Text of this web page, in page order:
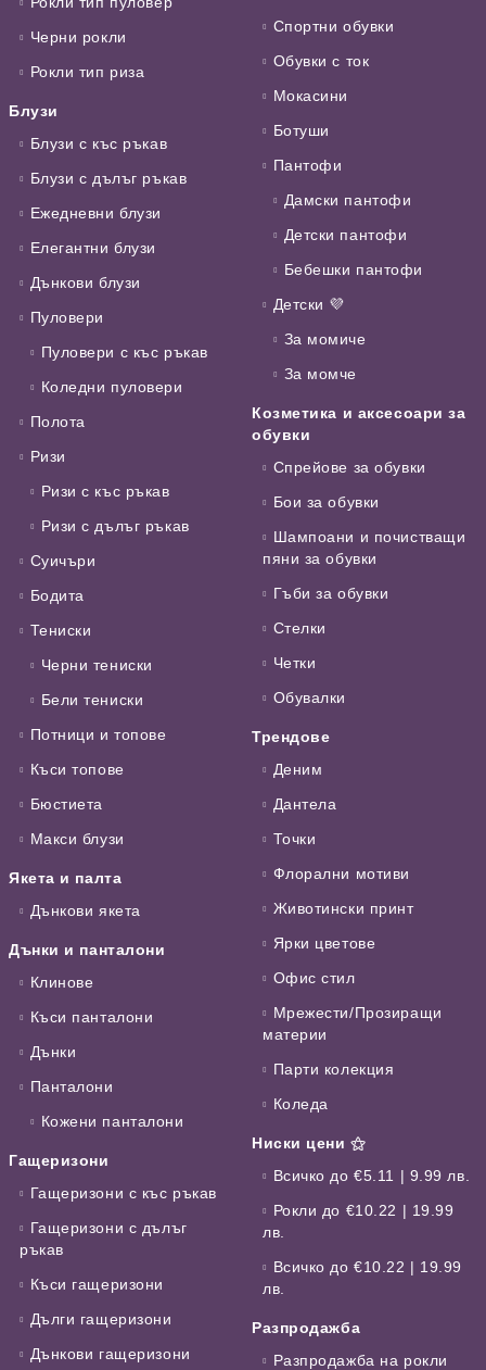
Черни рокли
Рокли тип риза
Блузи
Блузи с къс ръкав
Блузи с дълъг ръкав
Ежедневни блузи
Елегантни блузи
Дънкови блузи
Пуловери
Пуловери с къс ръкав
Коледни пуловери
Полота
Ризи
Ризи с къс ръкав
Ризи с дълъг ръкав
Суичъри
Бодита
Тениски
Черни тениски
Бели тениски
Потници и топове
Къси топове
Бюстиета
Макси блузи
Якета и палта
Дънкови якета
Дънки и панталони
Клинове
Къси панталони
Дънки
Панталони
Кожени панталони
Гащеризони
Гащеризони с къс ръкав
Гащеризони с дълъг
ръкав
Къси гащеризони
Дълги гащеризони
Дънкови гащеризони
Спортни обувки
Обувки с ток
Мокасини
Ботуши
Пантофи
Дамски пантофи
Детски пантофи
Бебешки пантофи
Детски 💜
За момиче
За момче
Козметика и аксесоари за
обувки
Спрейове за обувки
Бои за обувки
Шампоани и почистващи
пяни за обувки
Гъби за обувки
Стелки
Четки
Обувалки
Трендове
Деним
Дантела
Точки
Флорални мотиви
Животински принт
Ярки цветове
Офис стил
Мрежести/Прозиращи
материи
Парти колекция
Коледа
Ниски цени ⚝
Всичко до €5.11 | 9.99 лв.
Рокли до €10.22 | 19.99
лв.
Всичко до €10.22 | 19.99
лв.
Разпродажба
Разпродажба на рокли